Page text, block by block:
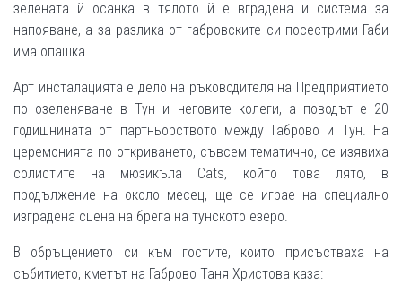
зелената й осанка в тялото й е вградена и система за
напояване, а за разлика от габровските си посестрими Габи
има опашка.
Арт инсталацията е дело на ръководителя на Предприятието
по озеленяване в Тун и неговите колеги, а поводът е 20
годишнината от партньорството между Габрово и Тун. На
церемонията по откриването, съвсем тематично, се изявиха
солистите на мюзикъла Cats, който това лято, в
продължение на около месец, ще се играе на специално
изградена сцена на брега на тунското езеро.
В обръщението си към гостите, които присъстваха на
събитието, кметът на Габрово Таня Христова каза: